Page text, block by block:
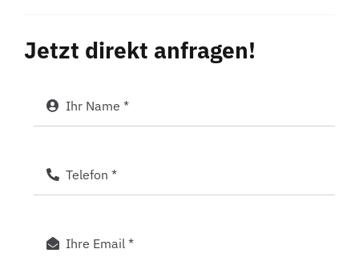
Jetzt direkt anfragen!